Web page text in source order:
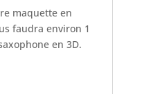
maquette en
faudra environ 1
en 3D.